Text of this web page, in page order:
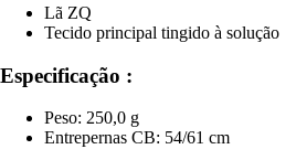
Lã ZQ
Tecido principal tingido à solução
Especificação :
Peso: 250,0 g
Entrepernas CB: 54/61 cm